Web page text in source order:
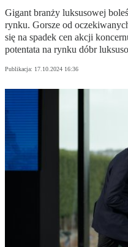
Gigant branży luksusowej
rynku. Gorsze od
się na spadek cen akcji
potentata na rynku dóbr
Publikacja: 17.10.2024 16:36